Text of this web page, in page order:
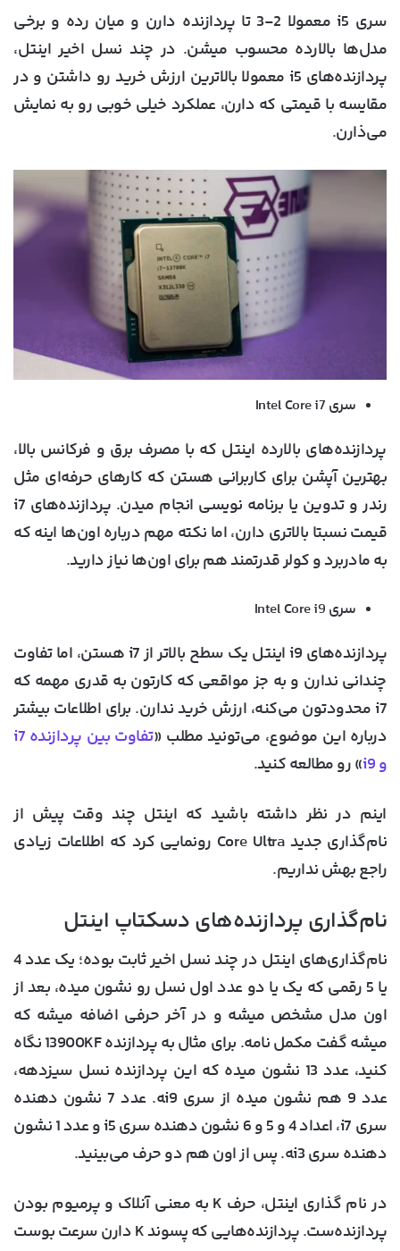
سری i5 معمولا 2-3 تا پردازنده دارن و میان رده و برخی
مدل‌ها بالارده محسوب میشن. در چند نسل اخیر اینتل،
پردازنده‌های i5 معمولا بالاترین ارزش خرید رو داشتن و در
مقایسه با قیمتی که دارن، عملکرد خیلی خوبی رو به نمایش
می‌ذارن.
سری Intel Core i7
پردازنده‌های بالارده اینتل که با مصرف برق و فرکانس بالا،
بهترین آپشن برای کاربرانی هستن که کارهای حرفه‌ای مثل
رندر و تدوین یا برنامه نویسی انجام میدن. پردازنده‌های i7
قیمت نسبتا بالاتری دارن، اما نکته مهم درباره اون‌ها اینه که
به مادربرد و کولر قدرتمند هم برای اون‌ها نیاز دارید.
سری Intel Core i9
پردازنده‌های i9 اینتل یک سطح بالاتر از i7 هستن، اما تفاوت
چندانی ندارن و به جز مواقعی که کارتون به قدری مهمه که
i7 محدودتون می‌کنه، ارزش خرید ندارن. برای اطلاعات بیشتر
درباره این موضوع، می‌تونید مطلب «
تفاوت بین پردازنده i7
و i9
» رو مطالعه کنید.
اینم در نظر داشته باشید که اینتل چند وقت پیش از
نام‌گذاری جدید Core Ultra رونمایی کرد که اطلاعات زیادی
راجع بهش نداریم.
نام‌گذاری پردازنده‌های دسکتاپ اینتل
نام‌گذاری‌های اینتل در چند نسل اخیر ثابت بوده؛ یک عدد 4
یا 5 رقمی که یک یا دو عدد اول نسل رو نشون میده، بعد از
اون مدل مشخص میشه و در آخر حرفی اضافه میشه که
میشه گفت مکمل نامه. برای مثال به پردازنده 13900KF نگاه
کنید، عدد 13 نشون میده که این پردازنده نسل سیزدهه،
عدد 9 هم نشون میده از سری i9‍ه. عدد 7 نشون دهنده
سری i7، اعداد 4 و 5 و 6 نشون دهنده سری i5 و عدد 1 نشون
دهنده سری i3‍ه. پس از اون هم دو حرف می‌بینید.
در نام گذاری اینتل، حرف K به معنی آنلاک و پرمیوم بودن
پردازنده‌ست. پردازنده‌هایی که پسوند K دارن سرعت بوست